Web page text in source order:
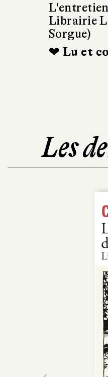
Librairie
Sorgue)
❤ Lu et
Les